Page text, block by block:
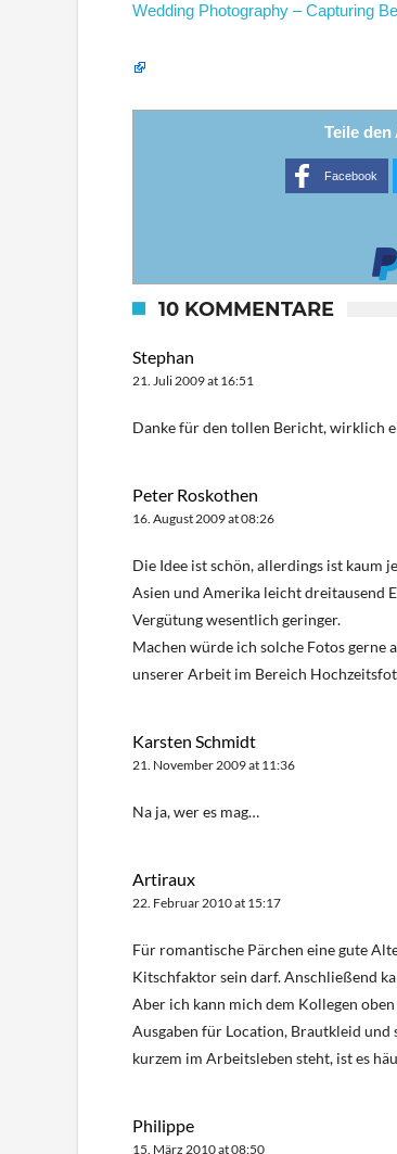
Wedding Photography – Capturing
Teile
Facebook
10 KOMMENTARE
Stephan
21. Juli 2009 at 16:51
Danke für den tollen Bericht, wirklich
Peter Roskothen
16. August 2009 at 08:26
Die Idee ist schön, allerdings ist kaum
Asien und Amerika leicht dreitausend
Vergütung wesentlich geringer.
Machen würde ich solche Fotos gerne
unserer Arbeit im Bereich
Karsten Schmidt
21. November 2009 at 11:36
Na ja, wer es mag…
Artiraux
22. Februar 2010 at 15:17
Für romantische Pärchen eine gute
Kitschfaktor sein darf. Anschließend
Aber ich kann mich dem Kollegen
Ausgaben für Location, Brautkleid und
kurzem im Arbeitsleben steht, ist es
Philippe
15. März 2010 at 08:50